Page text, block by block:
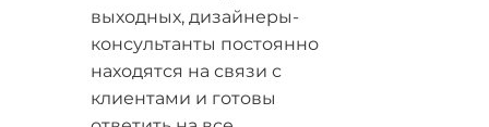
выходных, дизайнеры-
консультанты постоянно
находятся на связи с
клиентами и готовы